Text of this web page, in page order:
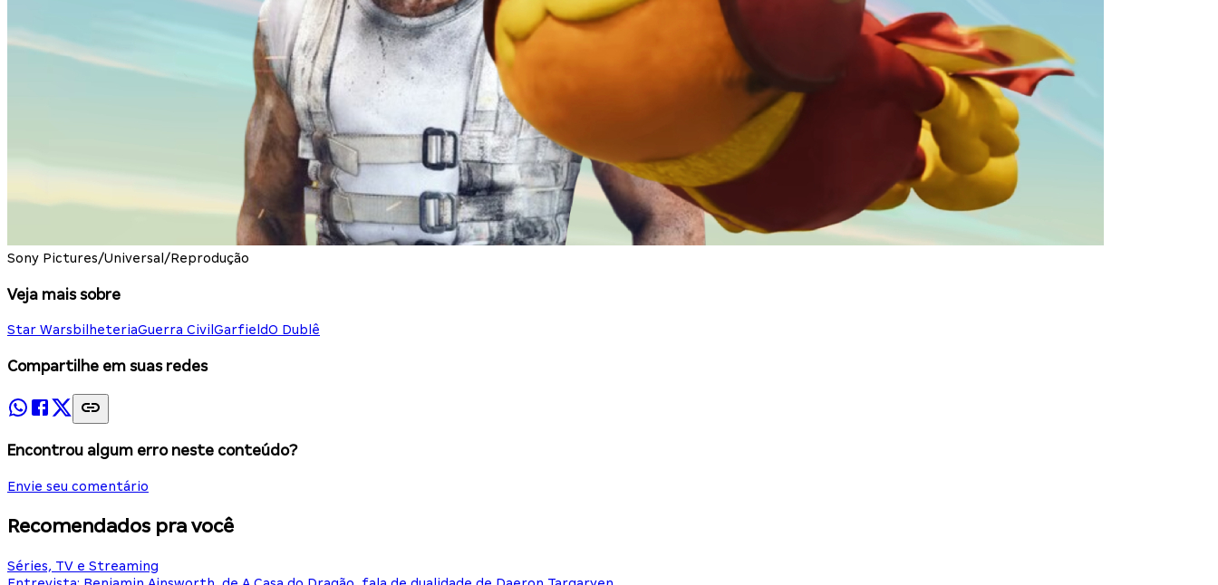
Sony Pictures/Universal/Reprodução
Veja mais sobre
Star WarsbilheteriaGuerra Civil GarfieldO Dublê
Compartilhe em suas redes
Encontrou algum erro neste conteúdo?
Envie seu comentário
Recomendados pra você
Séries, TV e Streaming